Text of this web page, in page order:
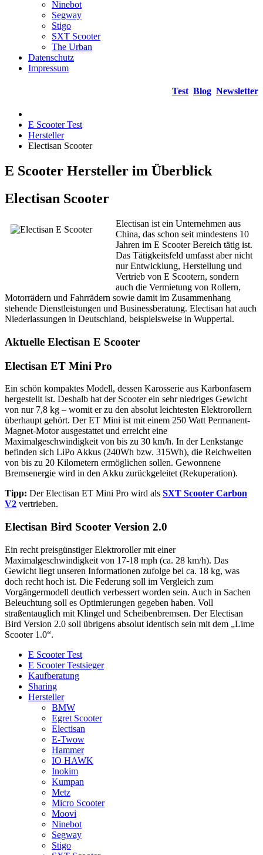
Ninebot
Segway
Stigo
SXT Scooter
The Urban
Datenschutz
Impressum
Test Blog Newsletter
E Scooter Test
Hersteller
Electisan Scooter
E Scooter Hersteller im Überblick
Electisan Scooter
Electisan ist ein Unternehmen aus
China, das schon seit mindestens 10
Jahren im E Scooter Bereich tätig ist.
Das Tätigkeitsfeld umfasst aber nicht
nur Entwicklung, Herstellung und
Vertrieb von E Scootern, sondern
auch die Vermietung von Rollern,
Motorrädern und Fahrrädern sowie damit im Zusammenhang
stehende Dienstleistungen und Businessberatung. Electisan hat auch
Niederlassungen in Deutschland, beispielsweise in Wuppertal.
Aktuelle Electisan E Scooter
Electisan ET Mini Pro
Ein schön kompaktes Modell, dessen Karosserie aus Karbonfasern
hergestellt ist. Deshalb hat der Scooter ein sehr niedriges Gewicht
von nur 7,8 kg – womit er zu den absolut leichtesten Elektrorollern
überhaupt gehört. Der ET Mini ist mit einem 250 Watt Permanent-
Magnet-Motor ausgestattet und erreicht eine
Maximalgeschwindigkeit von bis zu 30 km/h. In der Lenkstange
befinden sich LiPo Akkus (240Wh bzw. 315Wh), die Reichweiten
von bis zu 20 Kilometern ermöglichen sollen. Gewonnene
Bremsenergie wird in den Akku zurückgeleitet (Rekuperation).
Tipp: Der Electisan ET Mini Pro wird als SXT Scooter Carbon
V2 vertrieben.
Electisan Bird Scooter Version 2.0
Ein recht preisgünstiger Elektroroller mit einer
Maximalgeschwindigkeit von 17-18 mph (ca. 28 km/h). Das
Gewicht liegt unseren Informationen zufolge bei ca. 18 kg, was
doch recht hoch ist. Die Federung soll im Vergleich zum
Vorgängermodell deutlich verbessert worden sein. Auch in Sachen
Beleuchtung soll es Optimierungen gegeben haben. Voll
straßentauglich mit Klingel und Scheibenbremsen. Der Electisan
Bird Version 2.0 soll übrigens absolut identisch sein mit dem „Lime
Scooter 1.0“.
E Scooter Test
E Scooter Testsieger
Kaufberatung
Sharing
Hersteller
BMW
Egret Scooter
Electisan
E-Twow
Hammer
IO HAWK
Inokim
Kumpan
Metz
Micro Scooter
Moovi
Ninebot
Segway
Stigo